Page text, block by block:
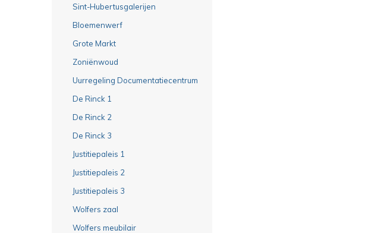
Sint-Hubertusgalerijen
Bloemenwerf
Grote Markt
Zoniënwoud
Uurregeling Documentatiecentrum
De Rinck 1
De Rinck 2
De Rinck 3
Justitiepaleis 1
Justitiepaleis 2
Justitiepaleis 3
Wolfers zaal
Wolfers meubilair